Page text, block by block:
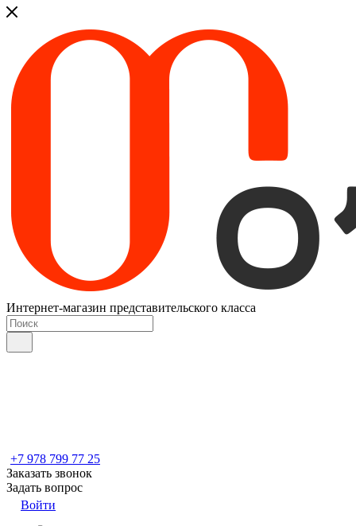
Интернет-магазин представительского класса
+7 978 799 77 25
Заказать звонок
Задать вопрос
Войти